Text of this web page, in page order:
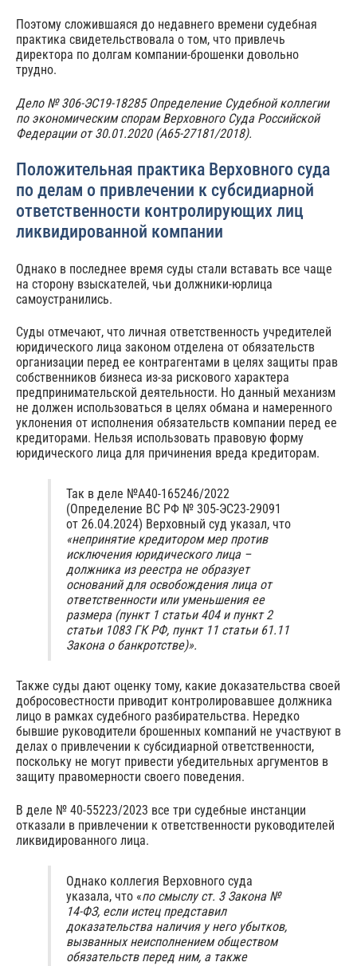
Поэтому сложившаяся до недавнего времени судебная
практика свидетельствовала о том, что привлечь
директора по долгам компании-брошенки довольно
трудно.
Дело № 306-ЭС19-18285 Определение Судебной коллегии
по экономическим спорам Верховного Суда Российской
Федерации от 30.01.2020 (А65-27181/2018).
Положительная практика Верховного суда
по делам о привлечении к субсидиарной
ответственности контролирующих лиц
ликвидированной компании
Однако в последнее время суды стали вставать все чаще
на сторону взыскателей, чьи должники-юрлица
самоустранились.
Суды отмечают, что личная ответственность учредителей
юридического лица законом отделена от обязательств
организации перед ее контрагентами в целях защиты прав
собственников бизнеса из-за рискового характера
предпринимательской деятельности. Но данный механизм
не должен использоваться в целях обмана и намеренного
уклонения от исполнения обязательств компании перед ее
кредиторами. Нельзя использовать правовую форму
юридического лица для причинения вреда кредиторам.
Так в деле №А40-165246/2022
(Определение ВС РФ № 305-ЭС23-29091
от 26.04.2024) Верховный суд указал, что
«непринятие кредитором мер против
исключения юридического лица –
должника из реестра не образует
оснований для освобождения лица от
ответственности или уменьшения ее
размера (пункт 1 статьи 404 и пункт 2
статьи 1083 ГК РФ, пункт 11 статьи 61.11
Закона о банкротстве)».
Также суды дают оценку тому, какие доказательства своей
добросовестности приводит контролировавшее должника
лицо в рамках судебного разбирательства. Нередко
бывшие руководители брошенных компаний не участвуют в
делах о привлечении к субсидиарной ответственности,
поскольку не могут привести убедительных аргументов в
защиту правомерности своего поведения.
В деле № 40-55223/2023 все три судебные инстанции
отказали в привлечении к ответственности руководителей
ликвидированного лица.
Однако коллегия Верховного суда
указала, что «по смыслу ст. 3 Закона №
14-ФЗ, если истец представил
доказательства наличия у него убытков,
вызванных неисполнением обществом
обязательств перед ним, а также